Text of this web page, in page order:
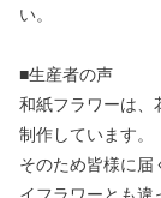
い。
■生産者の声
和紙フラワーは、
制作しています。
そのため皆様に届